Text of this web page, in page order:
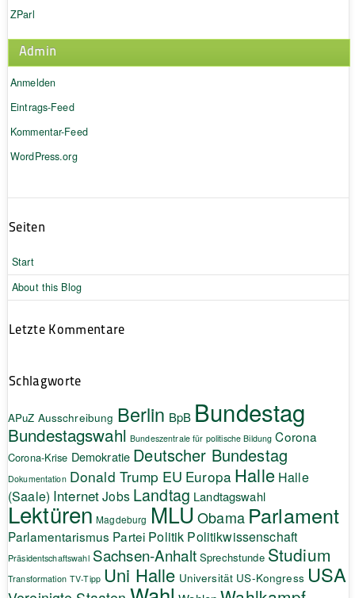
ZParl
Admin
Anmelden
Eintrags-Feed
Kommentar-Feed
WordPress.org
Seiten
Start
About this Blog
Letzte Kommentare
Schlagworte
APuZ Ausschreibung Berlin BpB Bundestag
Bundestagswahl Bundeszentrale für politische Bildung Corona
Corona-Krise Demokratie Deutscher Bundestag
Dokumentation Donald Trump EU Europa Halle Halle
(Saale) InternetJobs Landtag Landtagswahl
Lektüren Magdeburg MLU Obama Parlament
Parlamentarismus Partei Politik Politikwissenschaft
Präsidentschaftswahl Sachsen-Anhalt Sprechstunde Studium
Transformation TV-Tipp Uni Halle Universität US-Kongress USA